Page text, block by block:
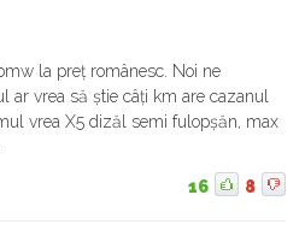
la preț românesc. Noi ne
ar vrea să știe câți km are cazanul
vrea X5 dizăl semi fulopșăn, max
16 8